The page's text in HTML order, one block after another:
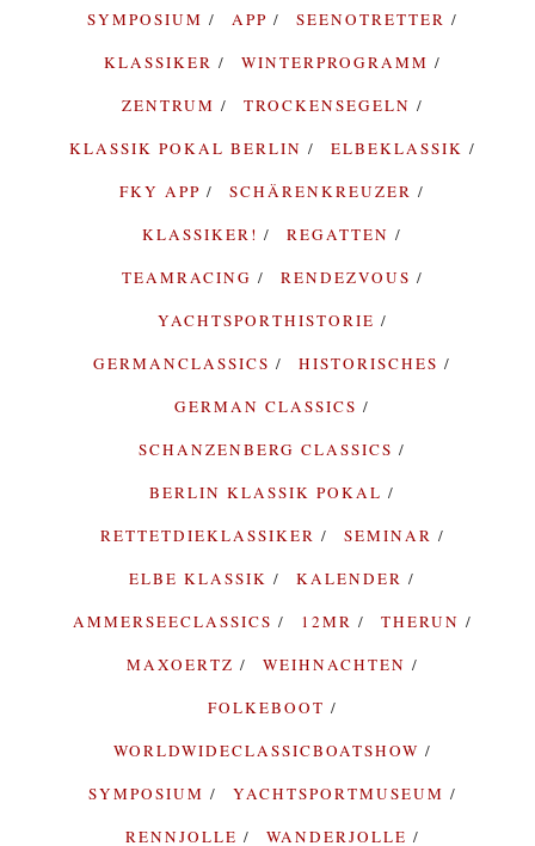
SYMPOSIUM
APP
SEENOTRETTER
KLASSIKER
WINTERPROGRAMM
ZENTRUM
TROCKENSEGELN
KLASSIK POKAL BERLIN
ELBEKLASSIK
FKY APP
SCHÄRENKREUZER
KLASSIKER!
REGATTEN
TEAMRACING
RENDEZVOUS
YACHTSPORTHISTORIE
GERMANCLASSICS
HISTORISCHES
GERMAN CLASSICS
SCHANZENBERG CLASSICS
BERLIN KLASSIK POKAL
RETTETDIEKLASSIKER
SEMINAR
ELBE KLASSIK
KALENDER
AMMERSEECLASSICS
12MR
THERUN
MAXOERTZ
WEIHNACHTEN
FOLKEBOOT
WORLDWIDECLASSICBOATSHOW
SYMPOSIUM
YACHTSPORTMUSEUM
RENNJOLLE
WANDERJOLLE